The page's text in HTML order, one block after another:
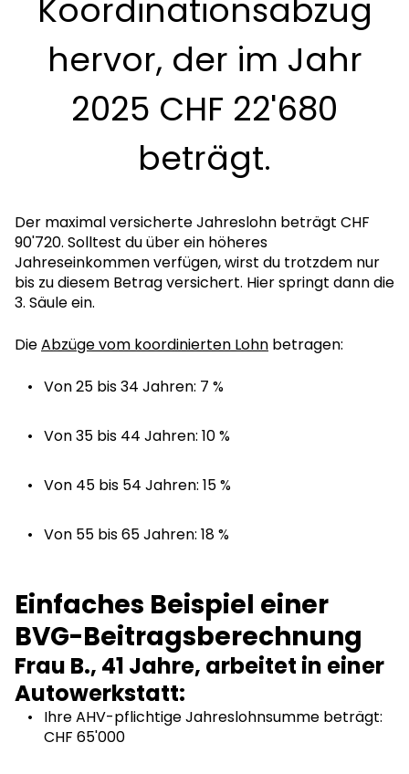
Koordinationsabzug
hervor, der im Jahr
2025 CHF 22'680
beträgt.
Der maximal versicherte Jahreslohn beträgt CHF
90'720. Solltest du über ein höheres
Jahreseinkommen verfügen, wirst du trotzdem nur
bis zu diesem Betrag versichert. Hier springt dann die
3. Säule ein.
DieAbzüge vom koordinierten Lohn betragen:
Von 25 bis 34 Jahren: 7 %
Von 35 bis 44 Jahren: 10 %
Von 45 bis 54 Jahren: 15 %
Von 55 bis 65 Jahren: 18 %
Einfaches Beispiel einer
BVG-Beitragsberechnung
Frau B., 41 Jahre, arbeitet in einer
Autowerkstatt:
Ihre AHV-pflichtige Jahreslohnsumme beträgt:
CHF 65'000